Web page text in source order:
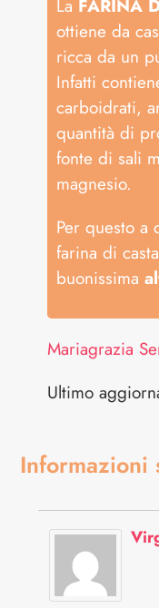
La FARINA
ottiene da
ricca da un
Infatti
carboidrati,
quantità di
fonte di sali
magnesio.
Per questo a
farina di
buonissima
Mariagrazia
Ultimo
Informazioni